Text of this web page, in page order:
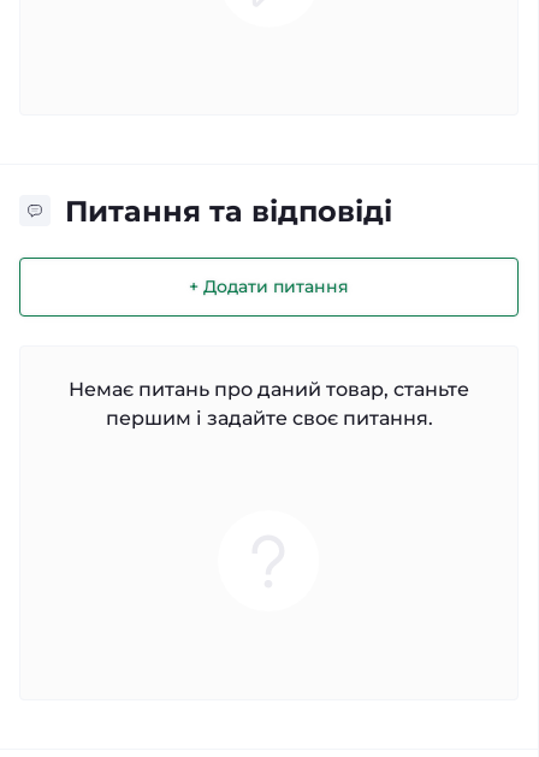
Питання та відповіді
+ Додати питання
Немає питань про даний товар, станьте
першим і задайте своє питання.